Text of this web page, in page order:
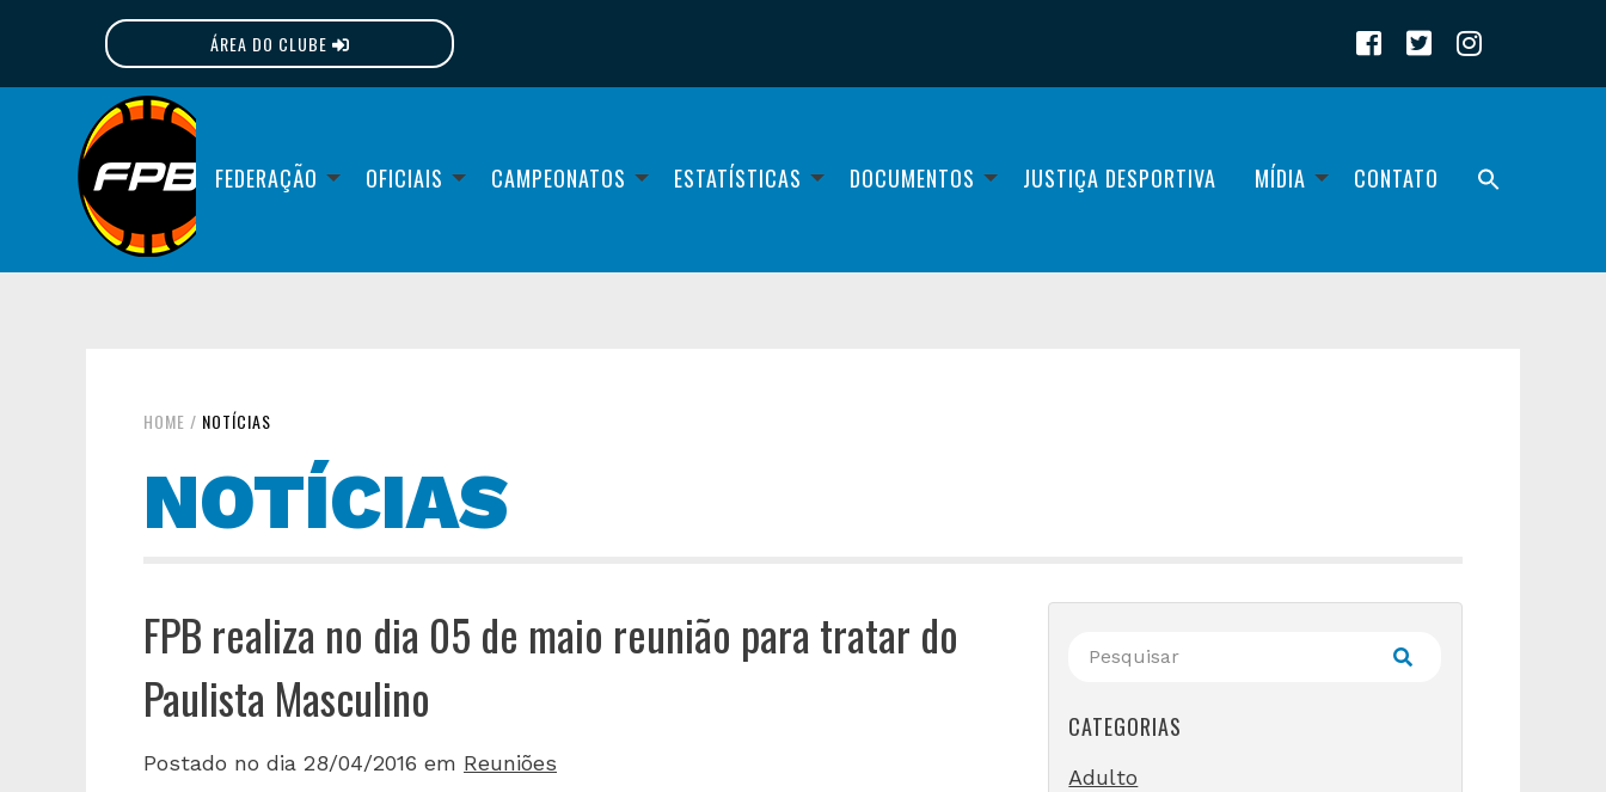
ÁREA DO CLUBE
FEDERAÇÃO OFICIAIS CAMPEONATOS ESTATÍSTICAS DOCUMENTOS JUSTIÇA DESPORTIVA MÍDIA CONTATO
HOME / NOTÍCIAS
NOTÍCIAS
FPB realiza no dia 05 de maio reunião para tratar do
Paulista Masculino
Postado no dia 28/04/2016 em Reuniões
CATEGORIAS
Adulto